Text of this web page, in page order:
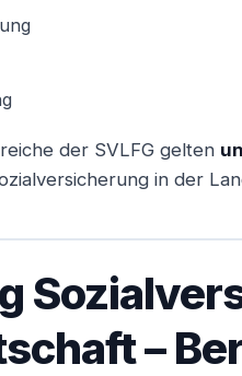
der SVLFG gelten
in der
–